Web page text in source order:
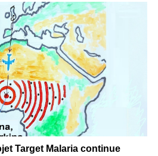
Target Malaria continue